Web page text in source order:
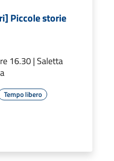
Piccole storie
16.30 | Saletta
Tempo libero